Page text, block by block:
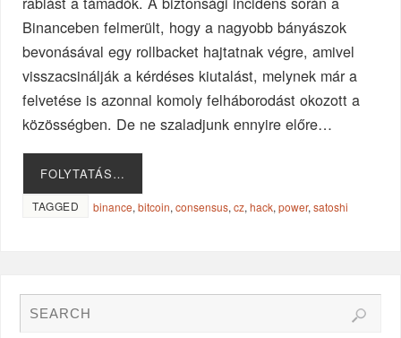
Binanceben felmerült, hogy a nagyobb bányászok
bevonásával egy rollbacket hajtatnak végre, amivel
visszacsinálják a kérdéses kiutalást, melynek már a
felvetése is azonnal komoly felháborodást okozott a
közösségben. De ne szaladjunk ennyire előre…
FOLYTATÁS…
TAGGED binance,bitcoin,consensus,cz,hack,power,satoshi